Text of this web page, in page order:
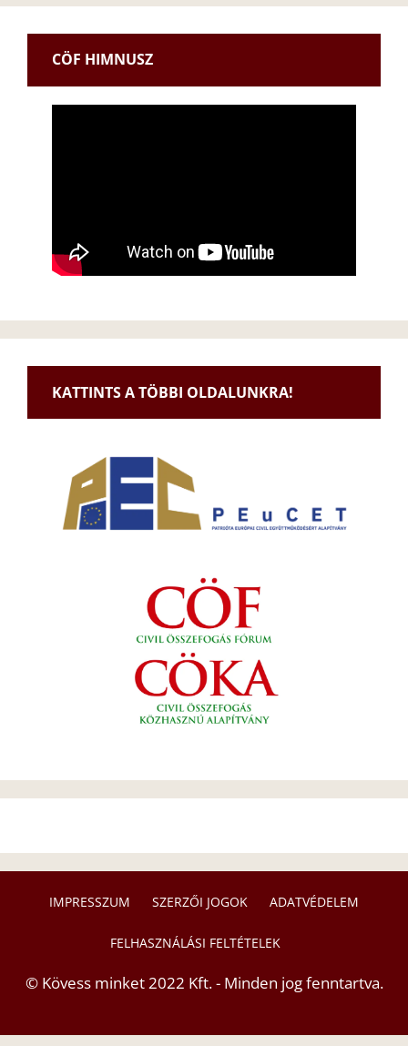
CÖF HIMNUSZ
KATTINTS A TÖBBI OLDALUNKRA!
IMPRESSZUM SZERZŐI JOGOK ADATVÉDELEM
FELHASZNÁLÁSI FELTÉTELEK
© Kövess minket 2022 Kft. - Minden jog fenntartva.